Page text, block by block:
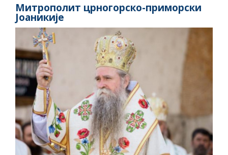
Митрополит црногорско-приморски
Јоаникије